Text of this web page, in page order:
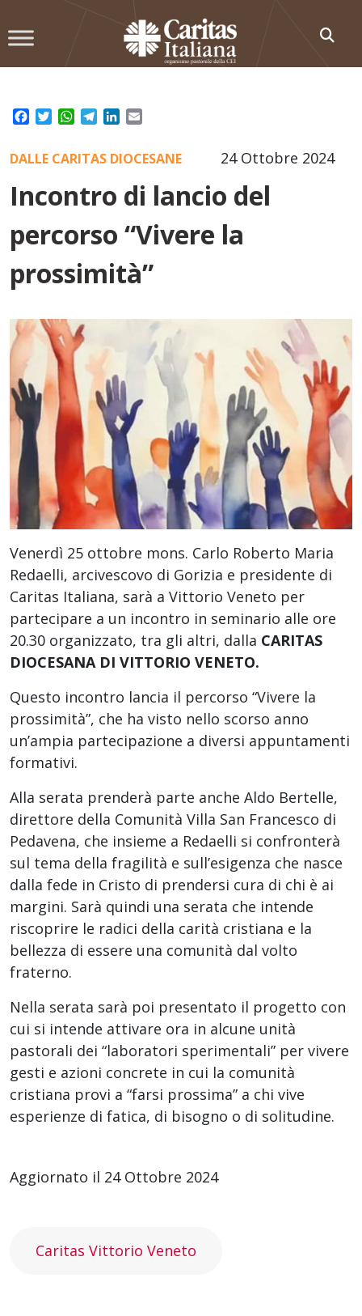
to
Facebook
TwitterWhatsApp
TelegramLinkedIn
24 Ottobre 2024
DALLE CARITAS DIOCESANE
Incontro di lancio del
percorso “Vivere la
prossimità”
Venerdì 25 ottobre mons. Carlo Roberto Maria
Redaelli, arcivescovo di Gorizia e presidente di
Caritas Italiana, sarà a Vittorio Veneto per
partecipare a un incontro in seminario alle ore
20.30 organizzato, tra gli altri, dalla CARITAS
DIOCESANA DI VITTORIO VENETO.
Questo incontro lancia il percorso “Vivere la
prossimità”, che ha visto nello scorso anno
un’ampia partecipazione a diversi appuntamenti
formativi.
Alla serata prenderà parte anche Aldo Bertelle,
direttore della Comunità Villa San Francesco di
Pedavena, che insieme a Redaelli si confronterà
sul tema della fragilità e sull’esigenza che nasce
dalla fede in Cristo di prendersi cura di chi è ai
margini. Sarà quindi una serata che intende
riscoprire le radici della carità cristiana e la
bellezza di essere una comunità dal volto
fraterno.
Nella serata sarà poi presentato il progetto con
cui si intende attivare ora in alcune unità
pastorali dei “laboratori sperimentali” per vivere
gesti e azioni concrete in cui la comunità
cristiana provi a “farsi prossima” a chi vive
esperienze di fatica, di bisogno o di solitudine.
Aggiornato il 24 Ottobre 2024
Caritas Vittorio Veneto